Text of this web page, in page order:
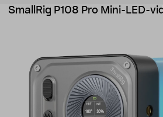
SmallRig P108 Pro Mini-LED-